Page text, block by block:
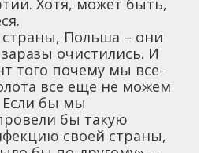
Хотя, может быть,
Польша – они
очистились. И
того почему мы все-
все еще не можем
Если бы мы
бы такую
своей страны,